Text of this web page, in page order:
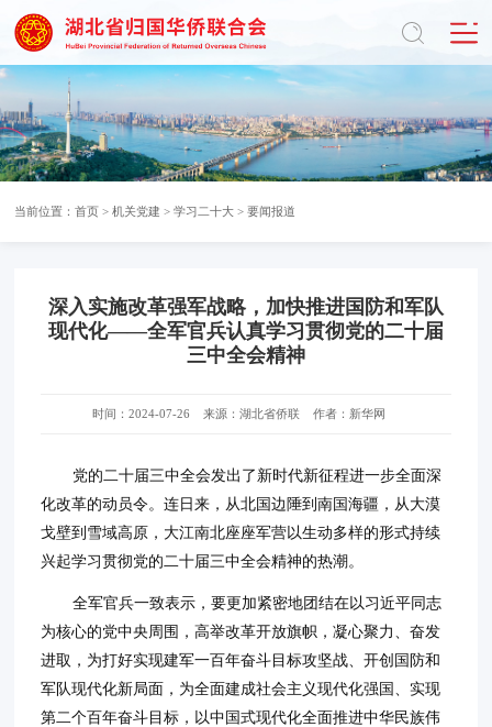
当前位置：首页 >机关党建 >学习二十大 >要闻报道
深入实施改革强军战略，加快推进国防和军队
现代化——全军官兵认真学习贯彻党的二十届
三中全会精神
时间：2024-07-26 来源：湖北省侨联 作者：新华网
党的二十届三中全会发出了新时代新征程进一步全面深
化改革的动员令。连日来，从北国边陲到南国海疆，从大漠
戈壁到雪域高原，大江南北座座军营以生动多样的形式持续
兴起学习贯彻党的二十届三中全会精神的热潮。
全军官兵一致表示，要更加紧密地团结在以习近平同志
为核心的党中央周围，高举改革开放旗帜，凝心聚力、奋发
进取，为打好实现建军一百年奋斗目标攻坚战、开创国防和
军队现代化新局面，为全面建成社会主义现代化强国、实现
第二个百年奋斗目标，以中国式现代化全面推进中华民族伟